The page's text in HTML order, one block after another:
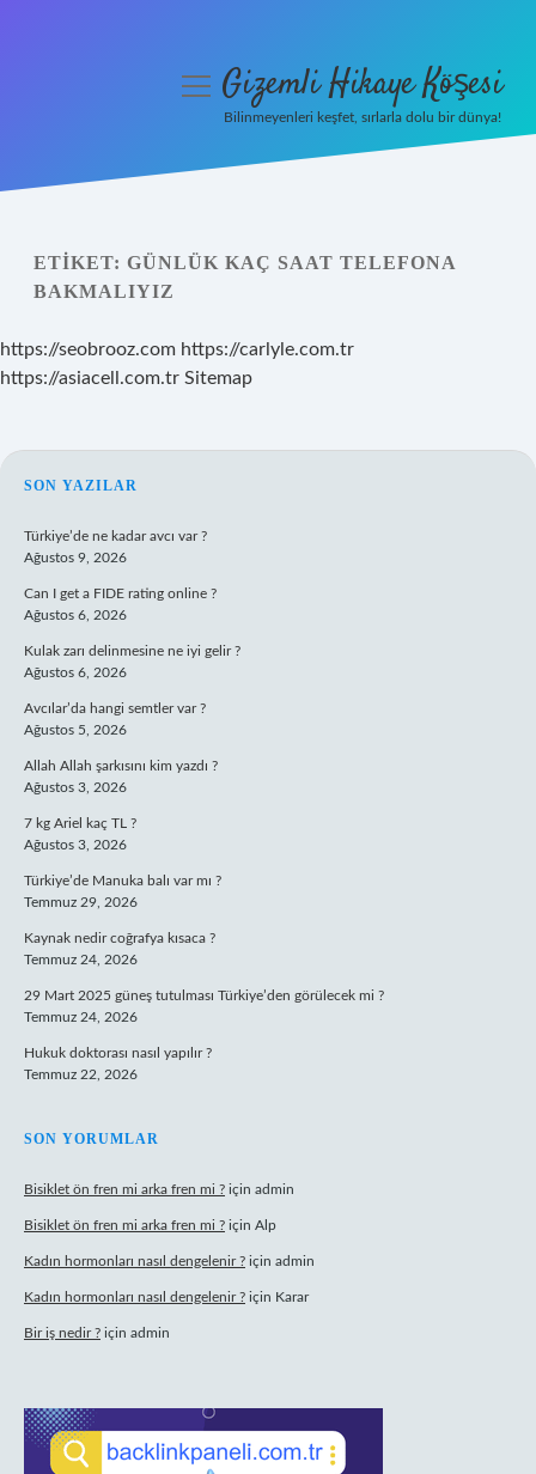
Yasal Uyarı
menüyüGizemli Hikaye Köşesi
Bilinmeyenleri keşfet, sırlarla dolu bir dünya!
ETIKET: GÜNLÜK KAÇ SAAT TELEFONA
BAKMALIYIZ
https://seobrooz.com https://carlyle.com.tr
https://asiacell.com.tr Sitemap
SIDEBAR
SON YAZILAR
Türkiye’de ne kadar avcı var ?
Ağustos 9, 2026
Can I get a FIDE rating online ?
Ağustos 6, 2026
Kulak zarı delinmesine ne iyi gelir ?
Ağustos 6, 2026
Avcılar’da hangi semtler var ?
Ağustos 5, 2026
Allah Allah şarkısını kim yazdı ?
Ağustos 3, 2026
7 kg Ariel kaç TL ?
Ağustos 3, 2026
Türkiye’de Manuka balı var mı ?
Temmuz 29, 2026
Kaynak nedir coğrafya kısaca ?
Temmuz 24, 2026
29 Mart 2025 güneş tutulması Türkiye’den görülecek mi ?
Temmuz 24, 2026
Hukuk doktorası nasıl yapılır ?
Temmuz 22, 2026
SON YORUMLAR
Bisiklet ön fren mi arka fren mi ? için admin
Bisiklet ön fren mi arka fren mi ? için Alp
Kadın hormonları nasıl dengelenir ? için admin
Kadın hormonları nasıl dengelenir ? için Karar
Bir iş nedir ? için admin